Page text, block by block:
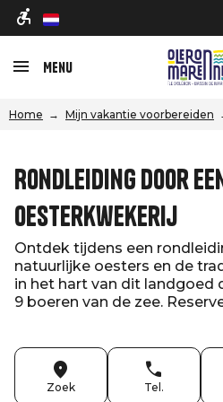
nl
Menu
Home Mijn vakantie voorbereiden
Rondleiding door
oesterkwekerij
Ontdek tijdens een
natuurlijke oesters en de
in het hart van dit
9 boeren van de zee.
Zoek Tel.